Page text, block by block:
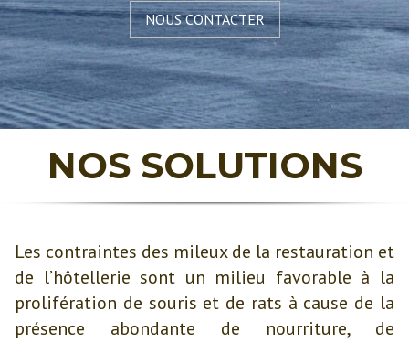
NOUS CONTACTER
NOS SOLUTIONS
Les contraintes des mileux de la restauration et
de l’hôtellerie sont un milieu favorable à la
prolifération de souris et de rats à cause de la
présence abondante de nourriture, de